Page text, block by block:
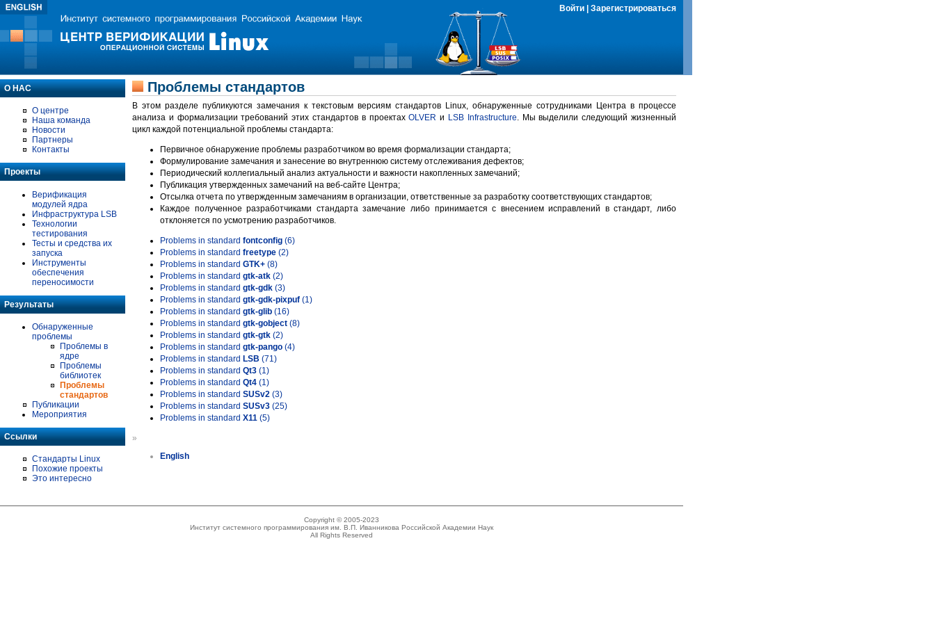
Войти Зарегистрироваться
О НАС
О центре
Наша команда
Новости
Партнеры
Контакты
Проекты
Верификация
модулей ядра
Инфраструктура LSB
Технологии
тестирования
Тесты и средства их
запуска
Инструменты
обеспечения
переносимости
Результаты
Обнаруженные
проблемы
Проблемы в
ядре
Проблемы
библиотек
Проблемы
стандартов
Публикации
Мероприятия
Ссылки
Стандарты Linux
Похожие проекты
Это интересно
Проблемы стандартов
В этом разделе публикуются замечания к текстовым версиям стандартов Linux, обнаруженные сотрудниками Центра в процессе
анализа и формализации требований этих стандартов в проектахOLVER и LSB Infrastructure. Мы выделили следующий жизненный
цикл каждой потенциальной проблемы стандарта:
Первичное обнаружение проблемы разработчиком во время формализации стандарта;
Формулирование замечания и занесение во внутреннюю систему отслеживания дефектов;
Периодический коллегиальный анализ актуальности и важности накопленных замечаний;
Публикация утвержденных замечаний на веб-сайте Центра;
Отсылка отчета по утвержденным замечаниям в организации, ответственные за разработку соответствующих стандартов;
Каждое полученное разработчиками стандарта замечание либо принимается с внесением исправлений в стандарт, либо
отклоняется по усмотрению разработчиков.
Problems in standard fontconfig (6)
Problems in standard freetype (2)
Problems in standard GTK+ (8)
Problems in standard gtk-atk (2)
Problems in standard gtk-gdk (3)
Problems in standard gtk-gdk-pixpuf (1)
Problems in standard gtk-glib (16)
Problems in standard gtk-gobject (8)
Problems in standard gtk-gtk (2)
Problems in standard gtk-pango (4)
Problems in standard LSB (71)
Problems in standard Qt3 (1)
Problems in standard Qt4 (1)
Problems in standard SUSv2 (3)
Problems in standard SUSv3 (25)
Problems in standard X11 (5)
»
English
Copyright © 2005-2023
Институт системного программирования им. В.П. Иванникова Российской Академии Наук
All Rights Reserved